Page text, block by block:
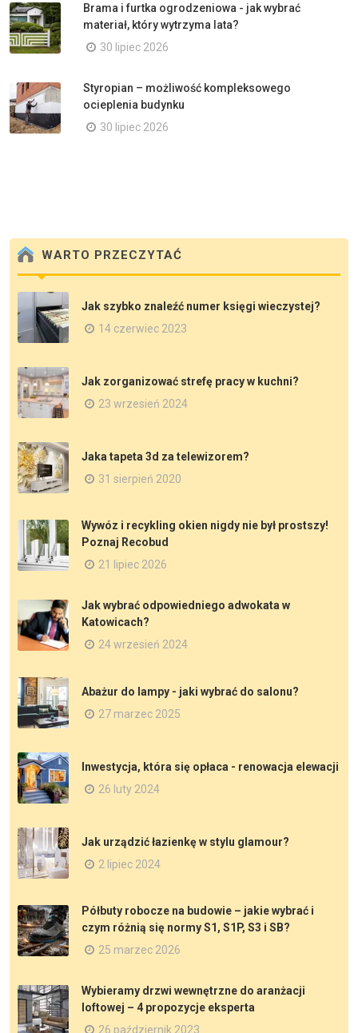
Brama i furtka ogrodzeniowa - jak wybrać
materiał, który wytrzyma lata?
30 lipiec 2026
Styropian – możliwość kompleksowego
ocieplenia budynku
30 lipiec 2026
WARTO PRZECZYTAĆ
Jak szybko znaleźć numer księgi wieczystej?
14 czerwiec 2023
Jak zorganizować strefę pracy w kuchni?
23 wrzesień 2024
Jaka tapeta 3d za telewizorem?
31 sierpień 2020
Wywóz i recykling okien nigdy nie był prostszy!
Poznaj Recobud
21 lipiec 2026
Jak wybrać odpowiedniego adwokata w
Katowicach?
24 wrzesień 2024
Abażur do lampy - jaki wybrać do salonu?
27 marzec 2025
Inwestycja, która się opłaca - renowacja elewacji
26 luty 2024
Jak urządzić łazienkę w stylu glamour?
2 lipiec 2024
Półbuty robocze na budowie – jakie wybrać i
czym różnią się normy S1, S1P, S3 i SB?
25 marzec 2026
Wybieramy drzwi wewnętrzne do aranżacji
loftowej – 4 propozycje eksperta
26 październik 2023